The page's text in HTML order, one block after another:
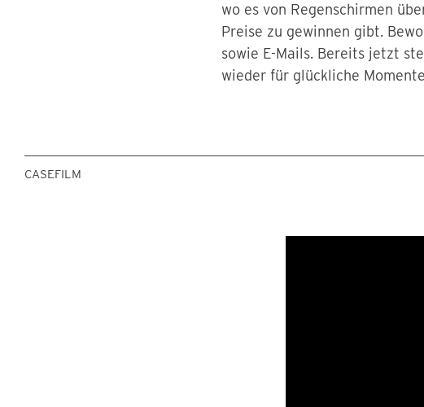
wo es von Regenschirmen
Preise zu gewinnen gibt.
sowie E-Mails. Bereits jetzt
wieder für glückliche
CASEFILM